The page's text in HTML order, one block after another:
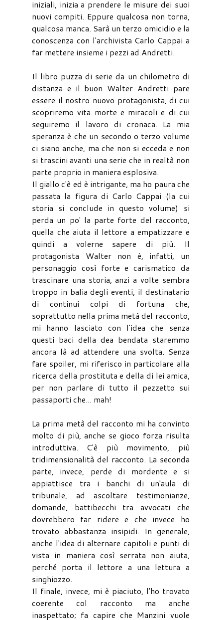
iniziali, inizia a prendere le misure dei suoi
nuovi compiti. Eppure qualcosa non torna,
qualcosa manca. Sarà un terzo omicidio e la
conoscenza con l'archivista Carlo Cappai a
far mettere insieme i pezzi ad Andretti.
Il libro puzza di serie da un chilometro di
distanza e il buon Walter Andretti pare
essere il nostro nuovo protagonista, di cui
scopriremo vita morte e miracoli e di cui
seguiremo il lavoro di cronaca. La mia
speranza è che un secondo o terzo volume
ci siano anche, ma che non si ecceda e non
si trascini avanti una serie che in realtà non
parte proprio in maniera esplosiva.
Il giallo c'è ed è intrigante, ma ho paura che
passata la figura di Carlo Cappai (la cui
storia si conclude in questo volume) si
perda un po' la parte forte del racconto,
quella che aiuta il lettore a empatizzare e
quindi a volerne sapere di più. Il
protagonista Walter non è, infatti, un
personaggio così forte e carismatico da
trascinare una storia, anzi a volte sembra
troppo in balia degli eventi, il destinatario
di continui colpi di fortuna che,
soprattutto nella prima metà del racconto,
mi hanno lasciato con l'idea che senza
questi baci della dea bendata staremmo
ancora là ad attendere una svolta. Senza
fare spoiler, mi riferisco in particolare alla
ricerca della prostituta e della di lei amica,
per non parlare di tutto il pezzetto sui
passaporti che... mah!
La prima metà del racconto mi ha convinto
molto di più, anche se gioco forza risulta
introduttiva. C'è più movimento, più
tridimensionalità del racconto. La seconda
parte, invece, perde di mordente e si
appiattisce tra i banchi di un'aula di
tribunale, ad ascoltare testimonianze,
domande, battibecchi tra avvocati che
dovrebbero far ridere e che invece ho
trovato abbastanza insipidi. In generale,
anche l'idea di alternare capitoli e punti di
vista in maniera così serrata non aiuta,
perché porta il lettore a una lettura a
singhiozzo.
Il finale, invece, mi è piaciuto, l'ho trovato
coerente col racconto ma anche
inaspettato; fa capire che Manzini vuole